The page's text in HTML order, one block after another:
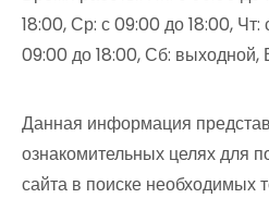
18:00, Ср: с 09:00 до 18:00, Чт:
09:00 до 18:00, Сб: выходной,
Данная информация
ознакомительных целях для
сайта в поиске необходимых